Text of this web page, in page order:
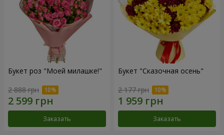
Букет роз "Моей милашке!"
2 888 грн
Заказать
Букет "Сказочная осень"
2 177 грн
Заказать